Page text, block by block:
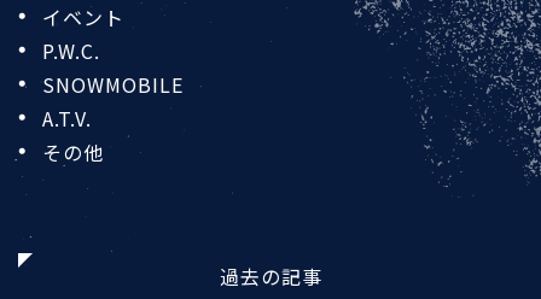
イベント
P.W.C.
SNOWMOBILE
A.T.V.
その他
過去の記事